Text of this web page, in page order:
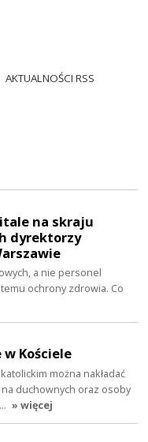
AKTUALNOŚCI RSS
na skraju
dyrektorzy
a nie personel
ochrony zdrowia. Co
Kościele
można nakładać
duchownych oraz osoby
» więcej